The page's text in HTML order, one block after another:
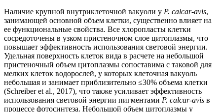
Наличие крупной внутриклеточной вакуоли у P. calcar-avis,
занимающей основной объем клетки, существенно влияет на
ее функциональные свойства. Все хлоропласты клетки
сосредоточены в узком пристеночном слое цитоплазмы, что
повышает эффективность использования световой энергии.
Удельная поверхность клеток вида в расчете на небольшой
пристеночный объем цитоплазмы сопоставима с таковой для
мелких клеток водорослей, у которых клеточная вакуоль
небольшая и занимает приблизительно ≤30% объема клетки
(Schreiber et al., 2017), что также усиливает эффективность
использования световой энергии пигментами P. calcar-avis в
процессе фотосинтеза. Небольшой объем цитоплазмы у